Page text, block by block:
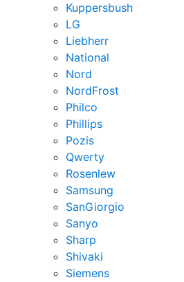
Kuppersbush
LG
Liebherr
National
Nord
NordFrost
Philco
Phillips
Pozis
Qwerty
Rosenlew
Samsung
SanGiorgio
Sanyo
Sharp
Shivaki
Siemens